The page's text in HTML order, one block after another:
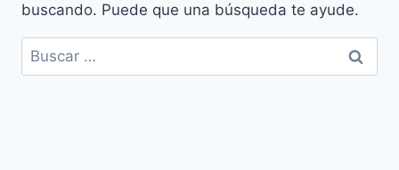
buscando. Puede que una búsqueda te ayude.
Buscar: